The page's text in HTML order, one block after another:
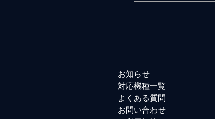
お知らせ
対応機種一覧
よくある質問
お問い合わせ